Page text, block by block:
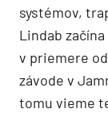
systémov,
Lindab
v priemere
závode v
tomu vieme